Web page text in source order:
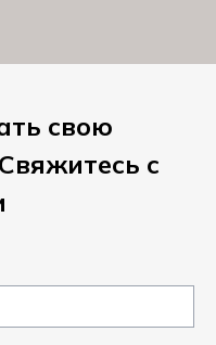
свою
с